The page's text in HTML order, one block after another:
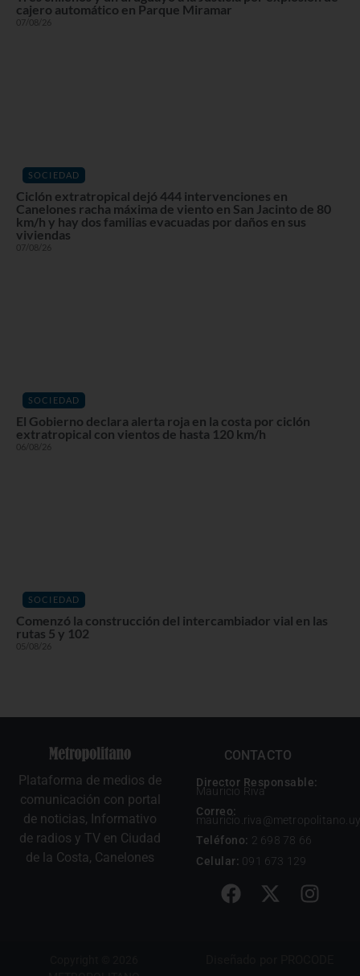
cajero automático en Parque Miramar
07/08/26
SOCIEDAD
Ciclón extratropical dejó 444 intervenciones en
Canelones racha máxima de viento en San Jacinto de 80
km/h y hay dos familias evacuadas por daños en sus
viviendas
07/08/26
SOCIEDAD
El Gobierno declara alerta roja en la costa por ciclón
extratropical con vientos de hasta 120 km/h
06/08/26
SOCIEDAD
Comenzó la construcción del intercambiador vial en las
rutas 5 y 102
05/08/26
Plataforma de medios de
comunicación con portal
de noticias, Informativo
de radios y TV en Ciudad
de la Costa, Canelones
CONTACTO
Director Responsable:
Mauricio Riva
Correo:
mauricio.riva@metropolitano.uy
Teléfono: 2 698 78 66
Celular: 091 673 129